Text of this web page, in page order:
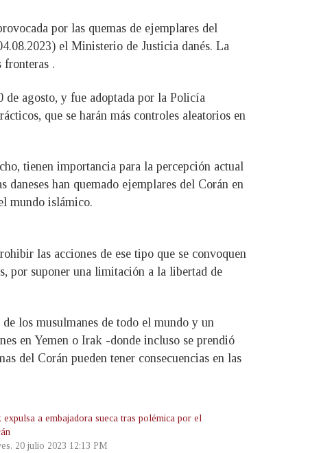
por las quemas de ejemplares del
el Ministerio de Justicia danés. La
fronteras .
de agosto, y fue adoptada por la Policía
que se harán más controles aleatorios en
tienen importancia para la percepción actual
han quemado ejemplares del Corán en
mundo islámico.
las acciones de ese tipo que se convoquen
por suponer una limitación a la libertad de
los musulmanes de todo el mundo y un
en Yemen o Irak -donde incluso se prendió
del Corán pueden tener consecuencias en las
expulsa a embajadora sueca tras polémica por el
20 julio 2023 12:13 PM